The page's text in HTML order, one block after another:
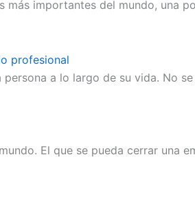
importantes del mundo, una
profesional
a lo largo de su vida. No
El que se pueda cerrar una